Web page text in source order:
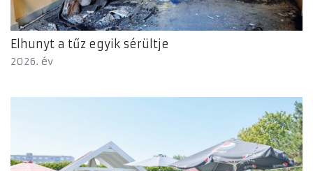
Elhunyt a tűz egyik sérültje
2026. év